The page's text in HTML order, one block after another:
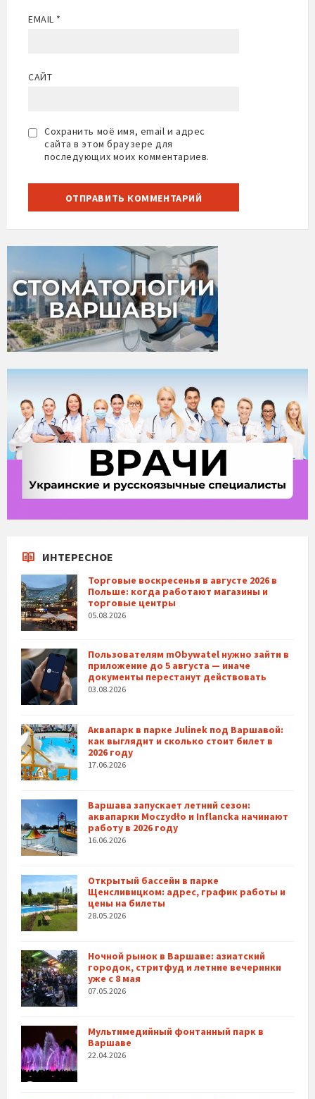
EMAIL *
САЙТ
Сохранить моё имя, email и адрес
сайта в этом браузере для
последующих моих комментариев.
ИНТЕРЕСНОЕ
Торговые воскресенья в августе 2026 в
Польше: когда работают магазины и
торговые центры
05.08.2026
Пользователям mObywatel нужно зайти в
приложение до 5 августа — иначе
документы перестанут действовать
03.08.2026
Аквапарк в парке Julinek под Варшавой:
как выглядит и сколько стоит билет в
2026 году
17.06.2026
Варшава запускает летний сезон:
аквапарки Moczydło и Inflancka начинают
работу в 2026 году
16.06.2026
Открытый бассейн в парке
Щенсливицком: адрес, график работы и
цены на билеты
28.05.2026
Ночной рынок в Варшаве: азиатский
городок, стритфуд и летние вечеринки
уже с 8 мая
07.05.2026
Мультимедийный фонтанный парк в
Варшаве
22.04.2026